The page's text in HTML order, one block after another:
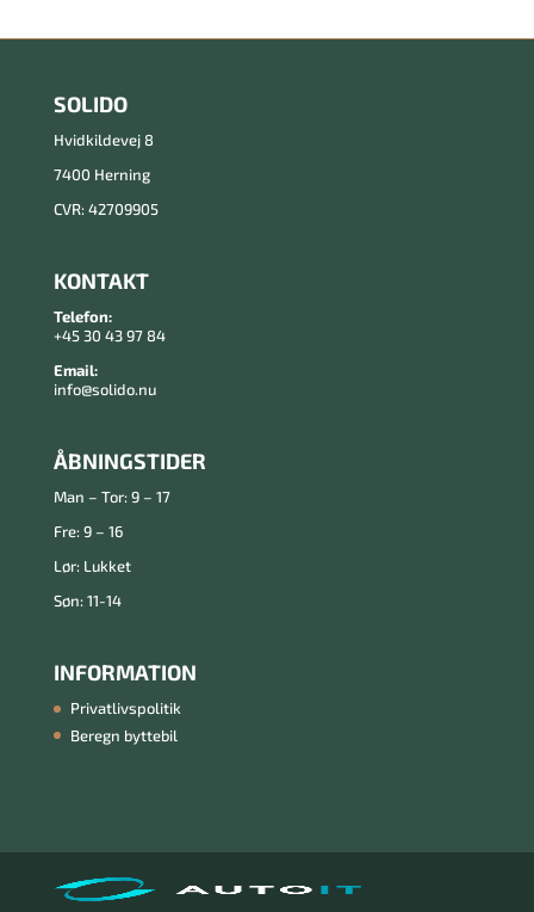
SOLIDO
Hvidkildevej 8
7400 Herning
CVR: 42709905
KONTAKT
Telefon:
+45 30 43 97 84
Email:
info@solido.nu
ÅBNINGSTIDER
Man – Tor: 9 – 17
Fre: 9 – 16
Lør: Lukket
Søn: 11-14
INFORMATION
Privatlivspolitik
Beregn byttebil